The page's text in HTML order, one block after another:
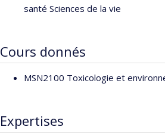
santé Sciences de la vie
Cours donnés
MSN2100 Toxicologie et
Expertises